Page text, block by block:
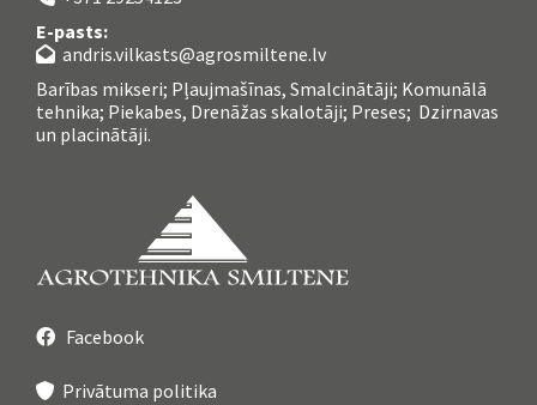
E-pasts:
 andris.vilkasts@agrosmiltene.lv
Barības mikseri; Pļaujmašīnas, Smalcinātāji; Komunālā
tehnika; Piekabes, Drenāžas skalotāji; Preses; Dzirnavas
un placinātāji.
 Facebook
 Privātuma politika